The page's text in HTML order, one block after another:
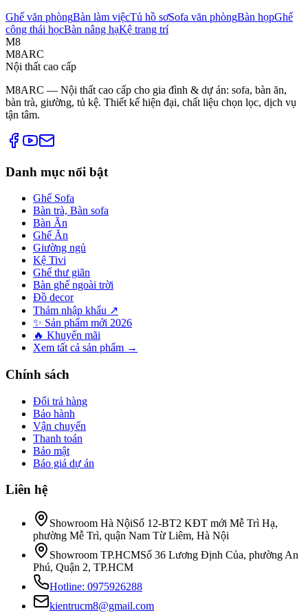
Ghế văn phòngBàn làm việcTủ hồ sơSofa văn phòngBàn họpGhế
công thái họcBàn nâng hạKệ trang trí
M8
M8ARC
Nội thất cao cấp
M8ARC — Nội thất cao cấp cho gia đình & dự án: sofa, bàn ăn,
bàn trà, giường, tủ kệ. Thiết kế hiện đại, chất liệu chọn lọc, dịch vụ
tận tâm.
Danh mục nổi bật
Ghế Sofa
Bàn trà, Bàn sofa
Bàn Ăn
Ghế Ăn
Giường ngủ
Kệ Tivi
Ghế thư giãn
Bàn ghế ngoài trời
Đồ decor
Thảm nhập khẩu ↗
✨ Sản phẩm mới 2026
🔥 Khuyến mãi
Xem tất cả sản phẩm →
Chính sách
Đổi trả hàng
Bảo hành
Vận chuyển
Thanh toán
Bảo mật
Báo giá dự án
Liên hệ
Showroom Hà NộiSố 12-BT2 KĐT mới Mễ Trì Hạ,
phường Mễ Trì, quận Nam Từ Liêm, Hà Nội
Showroom TP.HCMSố 36 Lương Định Của, phường An
Phú, Quận 2, TP.HCM
Hotline: 0975926288
kientrucm8@gmail.com